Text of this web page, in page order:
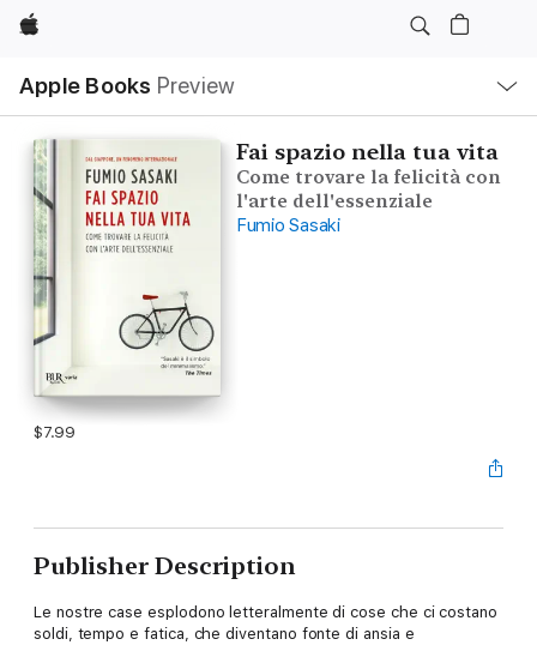
Apple
Apple Books Preview
Nav
Open
Menu
Fai spazio nella tua vita
Come trovare la felicità con
l'arte dell'essenziale
Fumio Sasaki
$7.99
Publisher Description
Le nostre case esplodono letteralmente di cose che ci costano
soldi, tempo e fatica, che diventano fonte di ansia e